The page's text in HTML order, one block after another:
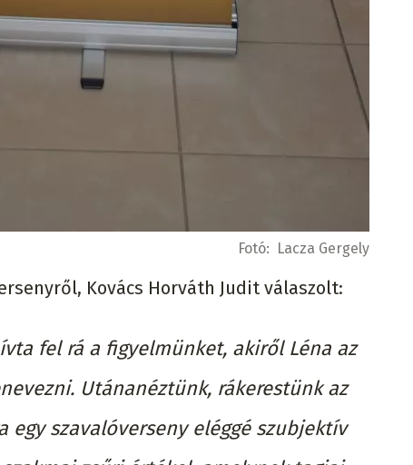
Fotó: Lacza Gergely
Kovács Horváth Judit válaszolt:
fel rá a figyelmünket, akiről Léna az
Utánanéztünk, rákerestünk az
szavalóverseny eléggé szubjektív